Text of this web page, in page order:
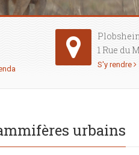
1 Rue du
S'y rendre
urbains